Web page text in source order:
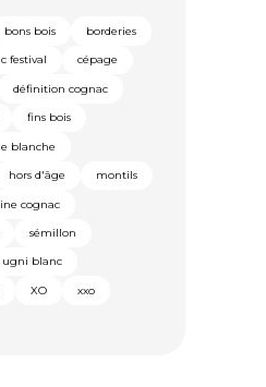
bons bois borderies
festival cépage
définition cognac
fins bois
blanche
hors d'âge montils
cognac
sémillon
ugni blanc
XO xxo